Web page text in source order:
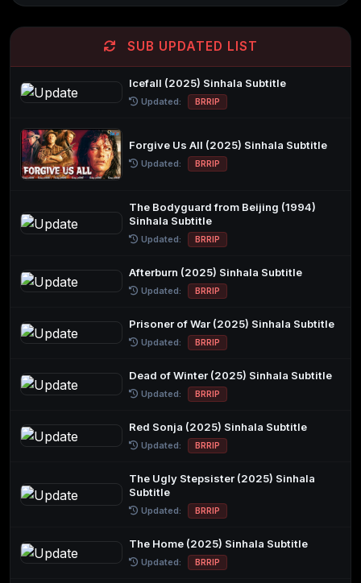
SUB UPDATED LIST
Icefall (2025) Sinhala Subtitle
Updated: BRRIP
Forgive Us All (2025) Sinhala Subtitle
Updated: BRRIP
The Bodyguard from Beijing (1994)
Sinhala Subtitle
Updated: BRRIP
Afterburn (2025) Sinhala Subtitle
Updated: BRRIP
Prisoner of War (2025) Sinhala Subtitle
Updated: BRRIP
Dead of Winter (2025) Sinhala Subtitle
Updated: BRRIP
Red Sonja (2025) Sinhala Subtitle
Updated: BRRIP
The Ugly Stepsister (2025) Sinhala
Subtitle
Updated: BRRIP
The Home (2025) Sinhala Subtitle
Updated: BRRIP